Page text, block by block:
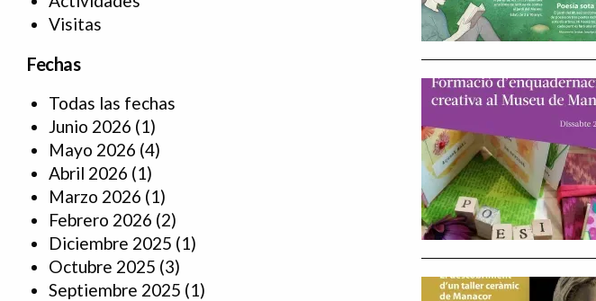
Visitas
Fechas
Todas las fechas
Junio 2026 (1)
Mayo 2026 (4)
Abril 2026 (1)
Marzo 2026 (1)
Febrero 2026 (2)
Diciembre 2025 (1)
Octubre 2025 (3)
Septiembre 2025 (1)